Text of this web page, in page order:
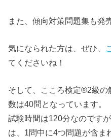
また、傾向対策問題集も発
気になられた方は、ぜひ、
てくださいね！
そして、こころ検定®2級の
数は40問となっています。
試験時間は120分なのです
は、1問中に4つ問題が含ま